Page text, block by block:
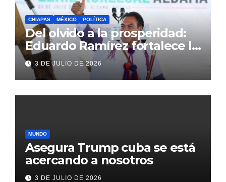
CHIAPAS MÉXICO POLÍTICA
Del olvido a la prosperidad:
Eduardo Ramírez fortalece la
transformación de Aldama
con inversión histórica
3 DE JULIO DE 2026
MUNDO
Asegura Trump cuba se está
acercando a nosotros
3 DE JULIO DE 2026